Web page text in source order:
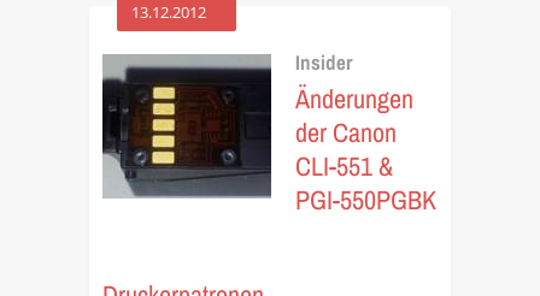
13.12.2012
Insider
Änderungen
der Canon
CLI-551 &
PGI-550PGBK